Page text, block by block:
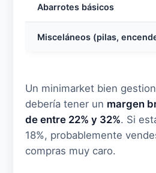
Abarrotes básicos
Misceláneos (pilas,
Un minimarket bien
debería tener un margen
de entre 22% y 32%. Si
18%, probablemente
compras muy caro.